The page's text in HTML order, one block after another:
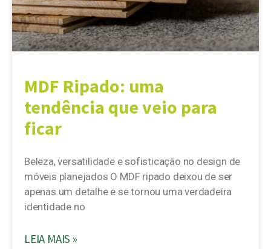
MDF Ripado: uma
tendência que veio para
ficar
Beleza, versatilidade e sofisticação no design de
móveis planejados O MDF ripado deixou de ser
apenas um detalhe e se tornou uma verdadeira
identidade no
LEIA MAIS »